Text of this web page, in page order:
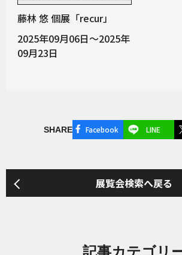
藤林 悠 個展「recur」
2025年09月06日～2025年
09月23日
SHARE Facebook LINE
展覧会検索へ戻る
記事カテゴリ